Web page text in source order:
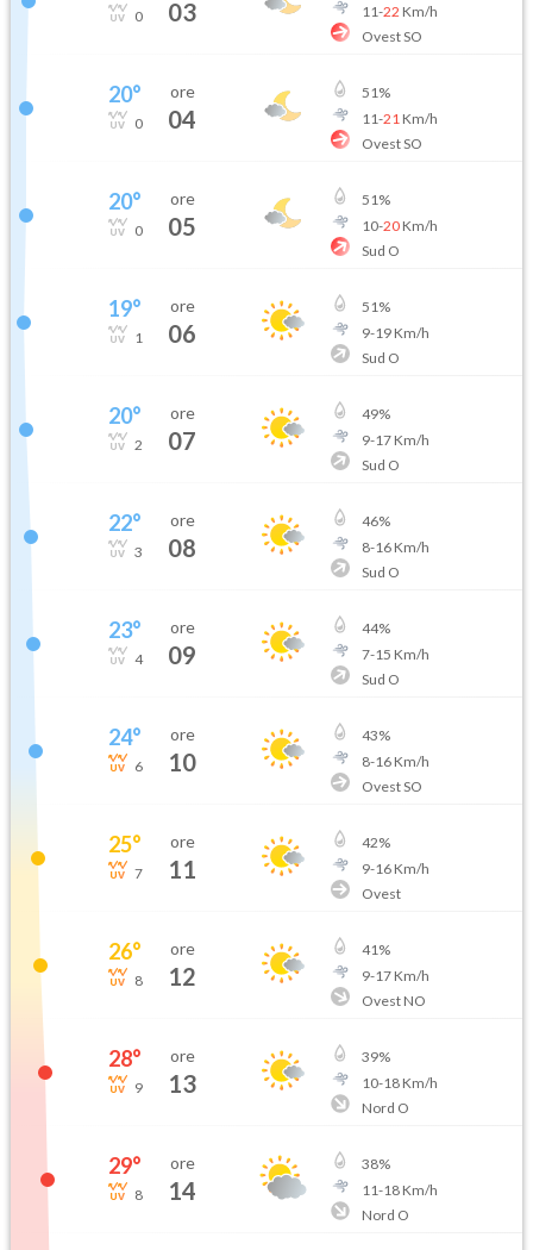
0 03
11-22 Km/h
Ovest SO
20°
0
ore
04
51%
11-21 Km/h
Ovest SO
20°
0
ore
05
51%
10-20Km/h
Sud O
19°
1
ore
06
51%
9-19Km/h
Sud O
20°
2
ore
07
49%
9-17Km/h
Sud O
22°
3
ore
08
46%
8-16Km/h
Sud O
23°
4
ore
09
44%
7-15 Km/h
Sud O
24°
6
ore
10
43%
8-16Km/h
Ovest SO
25°
7
ore
11
42%
9-16Km/h
Ovest
26°
8
ore
12
41%
9-17Km/h
Ovest NO
28°
9
ore
13
39%
10-18Km/h
Nord O
29°
8
ore
14
38%
11-18Km/h
Nord O